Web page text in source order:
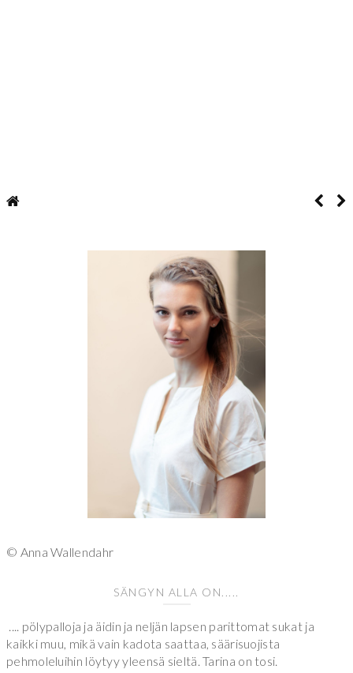
© Anna Wallendahr
SÄNGYN ALLA ON.....
.... pölypalloja ja äidin ja neljän lapsen parittomat sukat ja
kaikki muu, mikä vain kadota saattaa, säärisuojista
pehmoleluihin löytyy yleensä sieltä. Tarina on tosi.